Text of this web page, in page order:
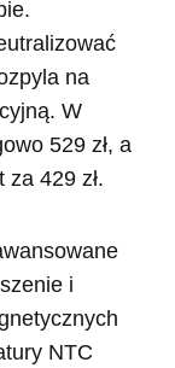
na
W
529 zł, a
429 zł.
i
NTC